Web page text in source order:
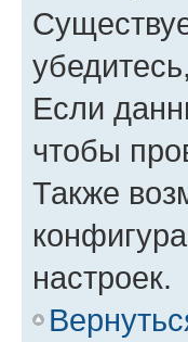
Если
чтобы
Также
настроек.